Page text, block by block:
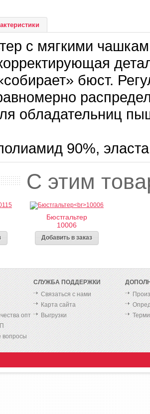
с мягкими
бюст.
обладательниц
90%,
С этим
Бюстгальтер
10006
Добавить в заказ
опт
вопросы
СЛУЖБА ПОДДЕРЖКИ
Связаться с нами
Карта сайта
Выгрузки